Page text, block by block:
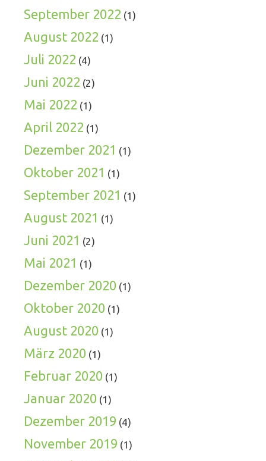
September 2022 (1)
August 2022 (1)
Juli 2022 (4)
Juni 2022 (2)
Mai 2022 (1)
April 2022 (1)
Dezember 2021 (1)
Oktober 2021 (1)
September 2021 (1)
August 2021 (1)
Juni 2021 (2)
Mai 2021 (1)
Dezember 2020 (1)
Oktober 2020 (1)
August 2020 (1)
März 2020 (1)
Februar 2020 (1)
Januar 2020 (1)
Dezember 2019 (4)
November 2019 (1)